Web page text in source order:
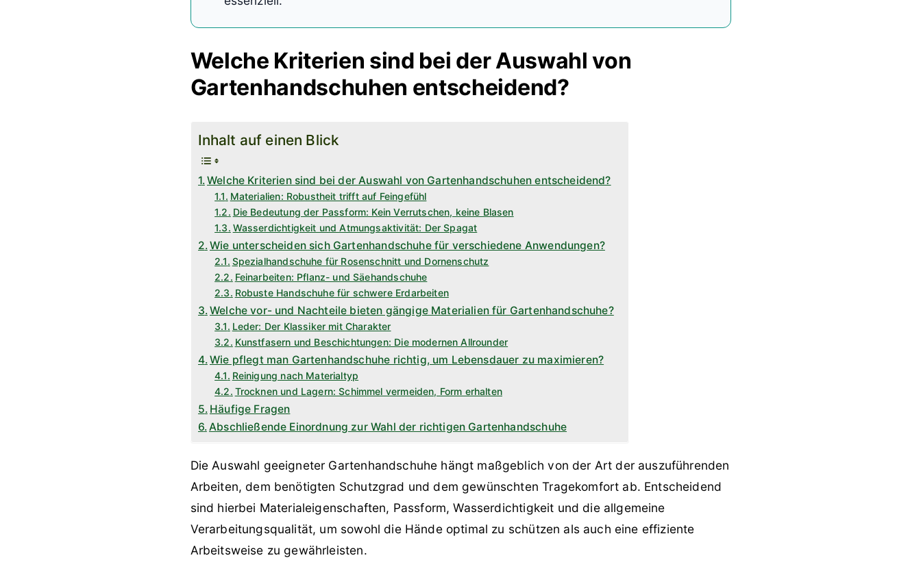
Welche Kriterien sind bei der Auswahl von
Gartenhandschuhen entscheidend?
Inhalt auf einen Blick
Welche Kriterien sind bei der Auswahl von Gartenhandschuhen entscheidend?
Materialien: Robustheit trifft auf Feingefühl
Die Bedeutung der Passform: Kein Verrutschen, keine Blasen
Wasserdichtigkeit und Atmungsaktivität: Der Spagat
Wie unterscheiden sich Gartenhandschuhe für verschiedene Anwendungen?
Spezialhandschuhe für Rosenschnitt und Dornenschutz
Feinarbeiten: Pflanz- und Säehandschuhe
Robuste Handschuhe für schwere Erdarbeiten
Welche vor- und Nachteile bieten gängige Materialien für Gartenhandschuhe?
Leder: Der Klassiker mit Charakter
Kunstfasern und Beschichtungen: Die modernen Allrounder
Wie pflegt man Gartenhandschuhe richtig, um Lebensdauer zu maximieren?
Reinigung nach Materialtyp
Trocknen und Lagern: Schimmel vermeiden, Form erhalten
Häufige Fragen
Abschließende Einordnung zur Wahl der richtigen Gartenhandschuhe
Die Auswahl geeigneter Gartenhandschuhe hängt maßgeblich von der Art der auszuführenden
Arbeiten, dem benötigten Schutzgrad und dem gewünschten Tragekomfort ab. Entscheidend
sind hierbei Materialeigenschaften, Passform, Wasserdichtigkeit und die allgemeine
Verarbeitungsqualität, um sowohl die Hände optimal zu schützen als auch eine effiziente
Arbeitsweise zu gewährleisten.